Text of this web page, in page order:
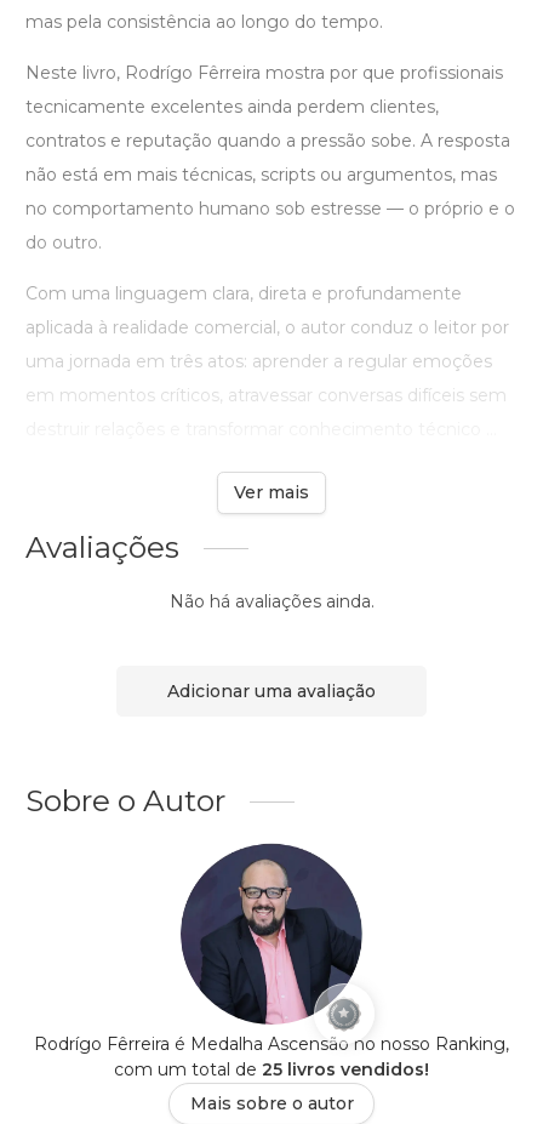
mas pela consistência ao longo do tempo.
Neste livro, Rodrígo Fêrreira mostra por que profissionais
tecnicamente excelentes ainda perdem clientes,
contratos e reputação quando a pressão sobe. A resposta
não está em mais técnicas, scripts ou argumentos, mas
no comportamento humano sob estresse — o próprio e o
do outro.
Com uma linguagem clara, direta e profundamente
aplicada à realidade comercial, o autor conduz o leitor por
uma jornada em três atos: aprender a regular emoções
em momentos críticos, atravessar conversas difíceis sem
Ver mais
Avaliações
Não há avaliações ainda.
Adicionar uma avaliação
Sobre o Autor
Rodrígo Fêrreira é Medalha Ascensão no nosso Ranking,
com um total de 25 livros vendidos!
Mais sobre o autor